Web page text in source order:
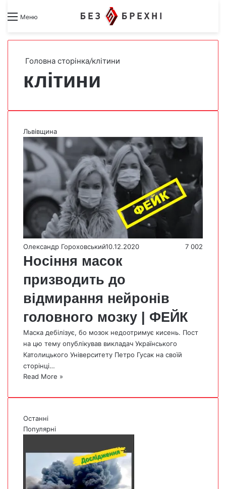
Меню Search forSwitch skin
Головна сторінка/клітини
клітини
Львівщина
Олександр Гороховський10.12.2020 7 002
Носіння масок
призводить до
відмирання нейронів
головного мозку | ФЕЙК
Маска дебілізує, бо мозок недоотримує кисень. Пост
на цю тему опублікував викладач Українського
Католицького Університету Петро Гусак на своїй
сторінці…
Read More »
Останні
Популярні